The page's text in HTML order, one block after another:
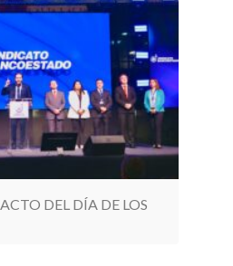
DEL DÍA DE LOS